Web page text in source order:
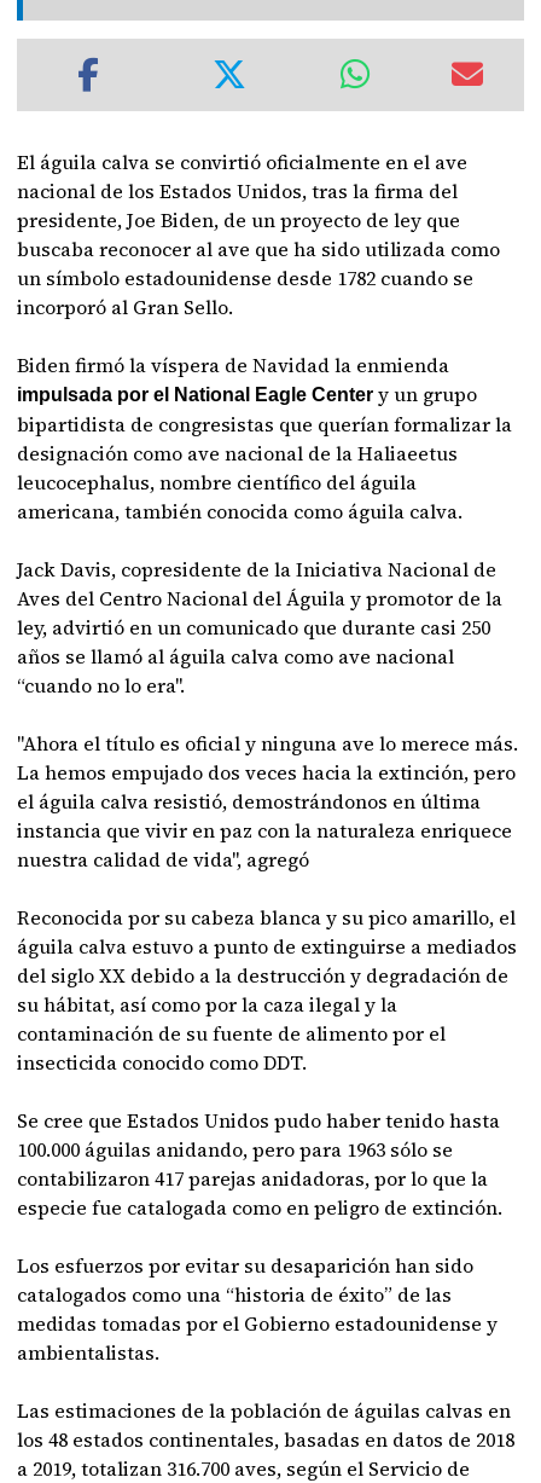
El águila calva se convirtió oficialmente en el ave
nacional de los Estados Unidos, tras la firma del
presidente, Joe Biden, de un proyecto de ley que
buscaba reconocer al ave que ha sido utilizada como
un símbolo estadounidense desde 1782 cuando se
incorporó al Gran Sello.
Biden firmó la víspera de Navidad la enmienda
impulsada por el National Eagle Centery un grupo
bipartidista de congresistas que querían formalizar la
designación como ave nacional de la Haliaeetus
leucocephalus, nombre científico del águila
americana, también conocida como águila calva.
Jack Davis, copresidente de la Iniciativa Nacional de
Aves del Centro Nacional del Águila y promotor de la
ley, advirtió en un comunicado que durante casi 250
años se llamó al águila calva como ave nacional
“cuando no lo era".
"Ahora el título es oficial y ninguna ave lo merece más.
La hemos empujado dos veces hacia la extinción, pero
el águila calva resistió, demostrándonos en última
instancia que vivir en paz con la naturaleza enriquece
nuestra calidad de vida", agregó
Reconocida por su cabeza blanca y su pico amarillo, el
águila calva estuvo a punto de extinguirse a mediados
del siglo XX debido a la destrucción y degradación de
su hábitat, así como por la caza ilegal y la
contaminación de su fuente de alimento por el
insecticida conocido como DDT.
Se cree que Estados Unidos pudo haber tenido hasta
100.000 águilas anidando, pero para 1963 sólo se
contabilizaron 417 parejas anidadoras, por lo que la
especie fue catalogada como en peligro de extinción.
Los esfuerzos por evitar su desaparición han sido
catalogados como una “historia de éxito” de las
medidas tomadas por el Gobierno estadounidense y
ambientalistas.
Las estimaciones de la población de águilas calvas en
los 48 estados continentales, basadas en datos de 2018
a 2019, totalizan 316.700 aves, según el Servicio de